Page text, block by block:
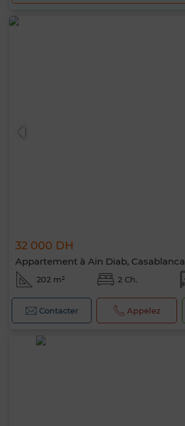
32 000 DH
Appartement à Ain Diab, Casablanca
202 m² 2 Ch.
Contacter Appelez